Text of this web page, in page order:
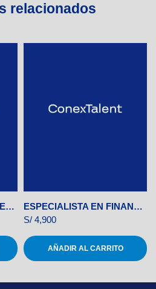
relacionados
ESPECIALISTA DE IMPUESTOS ESPECIALISTA EN FINANZAS CORPORATIVAS
S/ 4,900
AÑADIR AL CARRITO